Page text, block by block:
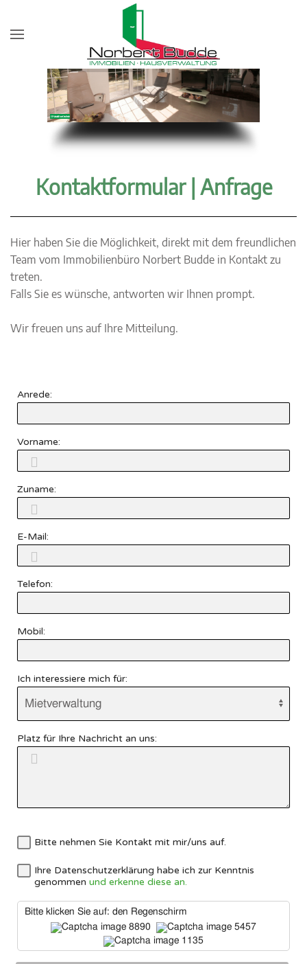
EFH, verkauft in Essen-Gerschhede
Kontaktformular | Anfrage
Hier haben Sie die Möglichkeit, direkt mit dem freundlichen
Team vom Immobilienbüro Norbert Budde in Kontakt zu
treten.
Falls Sie es wünsche, antworten wir Ihnen prompt.
Wir freuen uns auf Ihre Mitteilung.
Anrede:
Vorname:
Zuname:
E-Mail:
Telefon:
Mobil:
Ich interessiere mich für:
Platz für Ihre Nachricht an uns:
Bitte nehmen Sie Kontakt mit mir/uns auf.
Ihre Datenschutzerklärung habe ich zur Kenntnis
genommen und erkenne diese an.
Bitte klicken Sie auf: den Regenschirm